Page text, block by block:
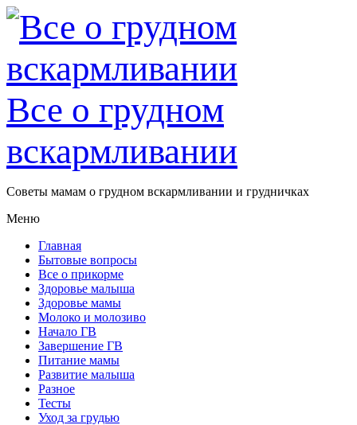
Все о грудном
вскармливании
Советы мамам о грудном вскармливании и грудничках
Меню
Главная
Бытовые вопросы
Все о прикорме
Здоровье малыша
Здоровье мамы
Молоко и молозиво
Начало ГВ
Завершение ГВ
Питание мамы
Развитие малыша
Разное
Тесты
Уход за грудью